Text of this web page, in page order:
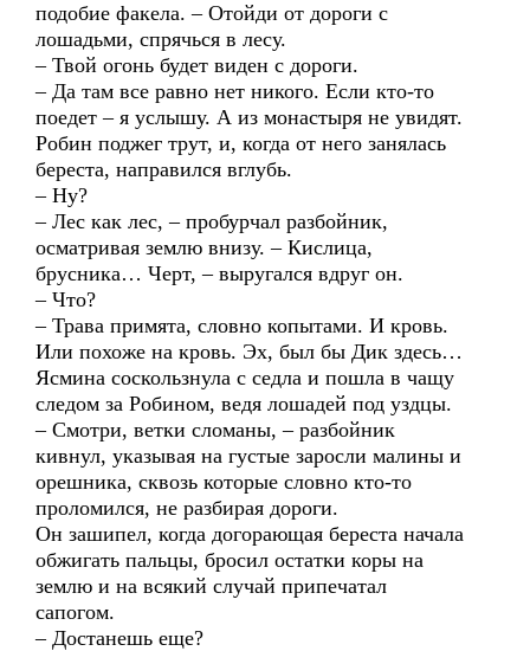
подобие факела. – Отойди от дороги с
лошадьми, спрячься в лесу.
– Твой огонь будет виден с дороги.
– Да там все равно нет никого. Если кто-то
поедет – я услышу. А из монастыря не увидят.
Робин поджег трут, и, когда от него занялась
береста, направился вглубь.
– Ну?
– Лес как лес, – пробурчал разбойник,
осматривая землю внизу. – Кислица,
брусника… Черт, – выругался вдруг он.
– Что?
– Трава примята, словно копытами. И кровь.
Или похоже на кровь. Эх, был бы Дик здесь…
Ясмина соскользнула с седла и пошла в чащу
следом за Робином, ведя лошадей под уздцы.
– Смотри, ветки сломаны, – разбойник
кивнул, указывая на густые заросли малины и
орешника, сквозь которые словно кто-то
проломился, не разбирая дороги.
Он зашипел, когда догорающая береста начала
обжигать пальцы, бросил остатки коры на
землю и на всякий случай припечатал
сапогом.
– Достанешь еще?